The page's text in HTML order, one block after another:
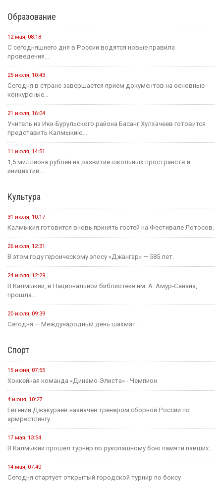
Образование
12 мая, 08:18
С сегодняшнего дня в России водятся новые правила
проведения...
25 июля, 10:43
Сегодня в стране завершается прием документов на основные
конкурсные...
21 июля, 16:04
Учитель из Ики-Бурульского района Басанг Хулхачеев готовится
представить Калмыкию...
11 июля, 14:51
1,5 миллиона рублей на развитие школьных пространств и
инициатив...
Культура
31 июля, 10:17
Калмыкия готовится вновь принять гостей на Фестивале Лотосов.
26 июля, 12:31
В этом году героическому эпосу «Джангар» — 585 лет.
24 июля, 12:29
В Калмыкии, в Национальной библиотеке им. А. Амур-Санана,
прошла...
20 июля, 09:39
Сегодня — Международный день шахмат.
Спорт
15 июня, 07:55
Хоккейная команда «Динамо-Элиста» - Чемпион
4 июня, 10:27
Евгений Джакураев назначен тренером сборной России по
армрестлингу
17 мая, 13:54
В Калмыкии прошел турнир по рукопашному бою памяти павших...
14 мая, 07:40
Сегодня стартует открытый городской турнир по боксу